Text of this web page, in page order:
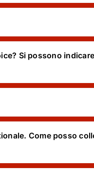
Si possono
Come posso